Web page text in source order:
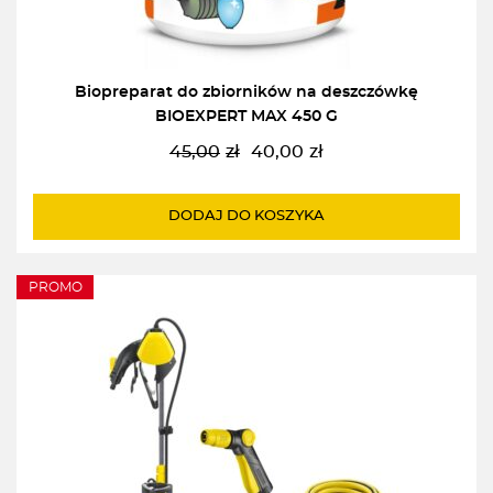
Biopreparat do zbiorników na deszczówkę
BIOEXPERT MAX 450 G
45,00 zł
Pierwotna
wynosiła:
40,00 zł
Aktualna
wynosi:
DODAJ DO KOSZYKA
PROMO